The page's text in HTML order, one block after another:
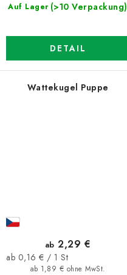
Auf Lager (>10 Verpackung)
DETAIL
Wattekugel Puppe
ab 1,89 € ohne MwSt.
ab 2,29 €
Verkaufspreis:
ab 0,16 € / 1 St